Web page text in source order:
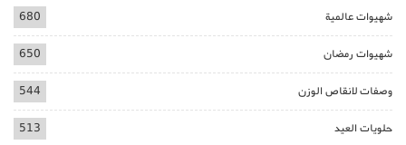
شهيوات عالمية 680
شهيوات رمضان 650
وصفات لانقاص الوزن 544
حلويات العيد 513